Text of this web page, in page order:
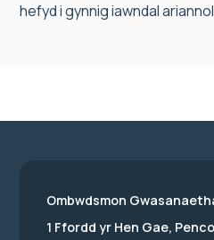
hefyd i gynnig iawndal
Ombwdsmon
1 Ffordd yr Hen Gae,